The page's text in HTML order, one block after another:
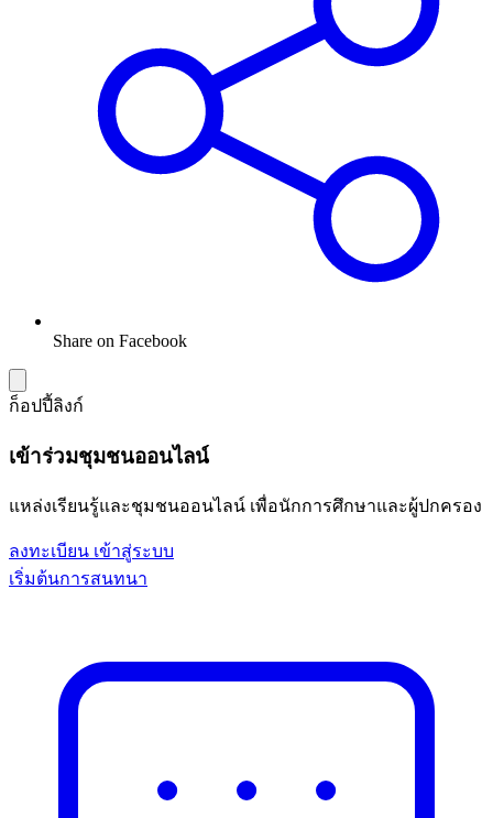
Share on Facebook
ก็อปปี้ลิงก์
เข้าร่วมชุมชนออนไลน์
แหล่งเรียนรู้และชุมชนออนไลน์ เพื่อนักการศึกษาและผู้ปกครอง
ลงทะเบียน เข้าสู่ระบบ
เริ่มต้นการสนทนา